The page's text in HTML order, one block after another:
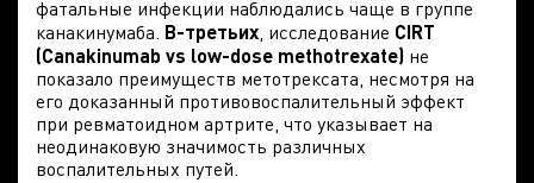
фатальные инфекции наблюдались чаще в группе
канакинумаба. В-третьих, исследование CIRT
(Canakinumab vs low-dose methotrexate) не
показало преимуществ метотрексата, несмотря на
его доказанный противовоспалительный эффект
при ревматоидном артрите, что указывает на
неодинаковую значимость различных
воспалительных путей.